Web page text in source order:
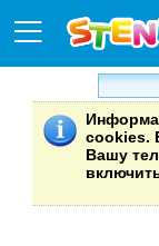
cookies.
Вашу